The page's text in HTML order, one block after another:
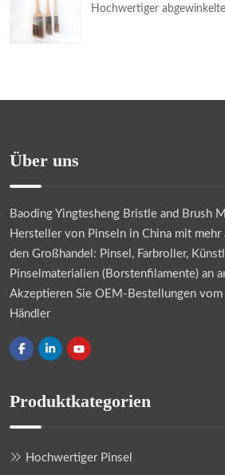
Hochwertiger
Über uns
Baoding Yingtesheng Bristle and Brush
Hersteller von Pinseln in China mit
den Großhandel: Pinsel, Farbroller,
Pinselmaterialien (Borstenfilamente) an
Akzeptieren Sie OEM-Bestellungen vom
Händler
Produktkategorien
Hochwertiger Pinsel